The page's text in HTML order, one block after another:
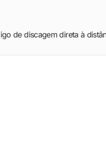
de discagem direta à